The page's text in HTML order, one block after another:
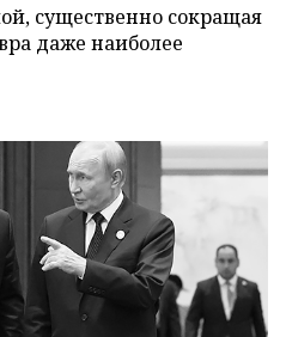
существенно сокращая
даже наиболее